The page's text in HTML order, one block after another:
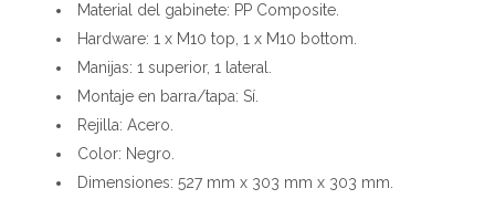
Material del gabinete: PP Composite.
Hardware: 1 x M10 top, 1 x M10 bottom.
Manijas: 1 superior, 1 lateral.
Montaje en barra/tapa: Sí.
Rejilla: Acero.
Color: Negro.
Dimensiones: 527 mm x 303 mm x 303 mm.